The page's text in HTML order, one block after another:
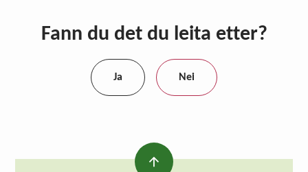
Fann du det du leita etter?
Ja Nei